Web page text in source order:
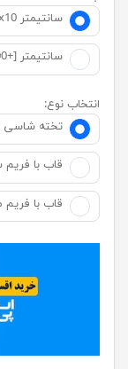
15x10 سانتیمتر
20x30 سانتیمتر [+529,000 تومان]
انتخاب نوع:
تخته شاسی
قاب با فریم سفید
قاب با فریم مشکی